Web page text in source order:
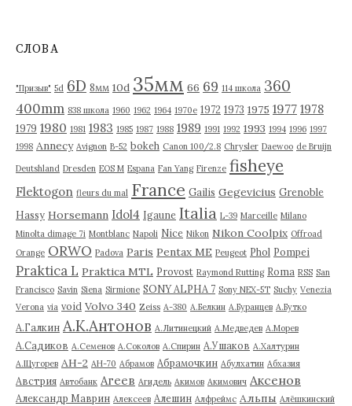
в
СЛОВА
"Призыв" 5d 6D 8мм 10d 35мм 66 69 114 школа 360
400mm 838 школа 1960 1962 1964 1970е 1972 1973 1975 1977 1978
1979 1980 1981 1983 1985 1987 1988 1989 1991 1992 1993 1994 1996 1997
1998 Annecy Avignon B-52 bokeh Canon 100/2.8 Chrysler Daewoo de Bruijn
Deutshland Dresden EOS M Espana Fan Yang Firenze fisheye
Flektogon fleurs du mal France Gailis Gegevicius Grenoble
Hassy Horsemann Idol4 Igaune Italia L-39 Marceille Milano
Minolta dimage 7i Montblanc Napoli Nice Nikon Nikon Coolpix Offroad
Orange ORWO Padova Paris Pentax ME Peugeot Phol Pompei
Praktica L Praktica MTL Provost Raymond Rutting Roma RSS San
Francisco Savin Siena Sirmione SONY ALPHA 7 Sony NEX-5T Suchy Venezia
Verona via void Volvo 340 Zeiss А-380 А.Белкин А.Буранцев А.Бутко
А.Галкин А.К.Антонов А.Литинецкий А.Медведев А.Морев
А.Садиков А.Семенов А.Соколов А.Спирин А.Ушаков А.Халтурин
А.Щугорев АН-2 АН-70 Абрамов Абрамочкин Абулхатин Абхазия
Австрия Автобанк Агеев Агидель Акимов Акимович Аксенов
Александр Маврин Алексеев Алешин Алфреймс Альпы Алёшкинский